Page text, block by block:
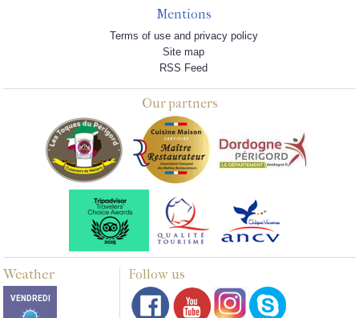
Mentions
Terms of use and privacy policy
Site map
RSS Feed
Our partners
Weather Follow us